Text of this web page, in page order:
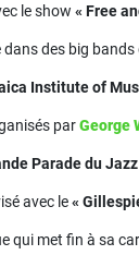
le show « Free
des big bands
Institute of
parGeorge
Parade du
avec le«
qui met fin à sa